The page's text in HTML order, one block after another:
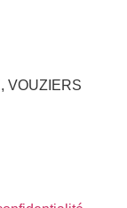
VOUZIERS